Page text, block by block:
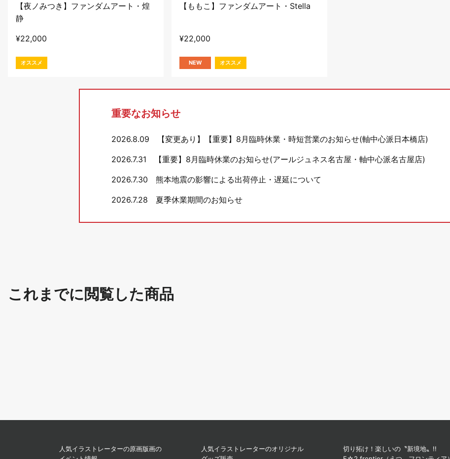
【夜ノみつき】ファンダムアート・煌
静
¥22,000
オススメ
【ももこ】ファンダムアート・Stella
¥22,000
NEW オススメ
重要なお知らせ
2026.8.09 【変更あり】【重要】8月臨時休業・時短営業のお知らせ(軸中心派日本橋店)
2026.7.31 【重要】8月臨時休業のお知らせ(アールジュネス名古屋・軸中心派名古屋店)
2026.7.30 熊本地震の影響による出荷停止・遅延について
2026.7.28 夏季休業期間のお知らせ
これまでに閲覧した商品
人気イラストレーターの原画版画の
人気イラストレーターのオリジナル
切り拓け！楽しいの〝新境地〟!!